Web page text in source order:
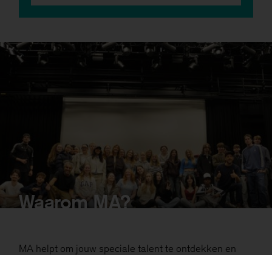
Waarom MA?
MA helpt om jouw speciale talent te ontdekken en